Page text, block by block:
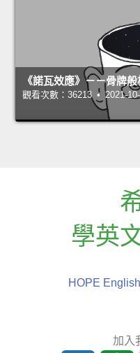
《諾瓦效應》－－骨牌
觀看次數：36213 • 2021-
學英
HOPE
加入